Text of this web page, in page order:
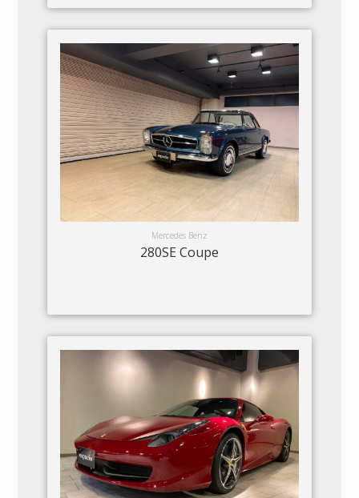
Mercedes Benz
280SE Coupe